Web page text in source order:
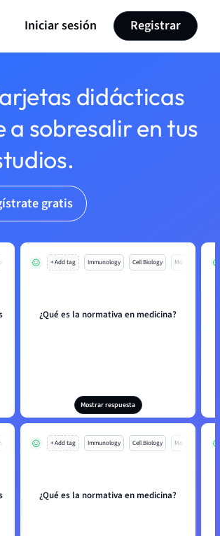
Iniciar sesión Registrar
didácticas
sobresalir en tus
gratis
+ Add tag Immunology Cell Biology Mo
¿Qué es la normativa en medicina?
Mostrar respuesta
+ Add tag Immunology Cell Biology Mo
¿Qué es la normativa en medicina?